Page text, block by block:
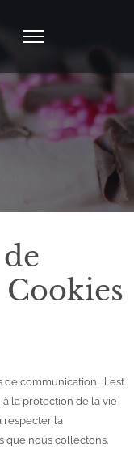
communication, il est
la protection de la vie
respecter la
que nous collectons.